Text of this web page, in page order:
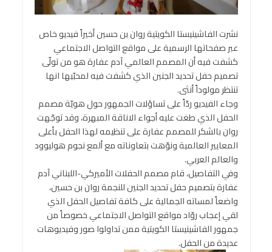
نشرت الفاشينيستا الكويتية روان بن حسين أخيراً فيديو خاص
عبر صفحاتها الرسمية على مواقع التواصل الاجتماعي
كشفت فيه أن المصمم العالمي آدم عفارة هو من تولّى
تصميم حفل تحديد الجنين الذي كشفت فيه لمحبّيها انها
تنتظر مولوداً أنثى.
وجاء الفيديو ردّاً على تساؤلات الجمهور حول هويّة مصمم
الحفل الذي طغت عليه أجواء الاناقة المبهرة، وقد توجّهت
روان بالشكر للمصمم عفارة على تنظيمه لهذا الحفل بأعلى
المعايير العالمية ونوّهت بتعاوناته مع ألمع نجوم هوليوود
والعالم العربي.
وفي التفاصيل، قام مصمم الحفلات الأميركي-اللبناني آدم
عفارة بتصميم حفل تحديد الجنين للنجمة روان بن حسين،
واضعاً لمساته الجمالية على كافة تفاصيل الحفل الذي
لقي إعجاب روّاد مواقع التواصل الاجتماعي خصوصاً من
جمهور الفاشينيستا الكويتية ممن تداولوا صور وفيديوهات
عديدة من الحفل.